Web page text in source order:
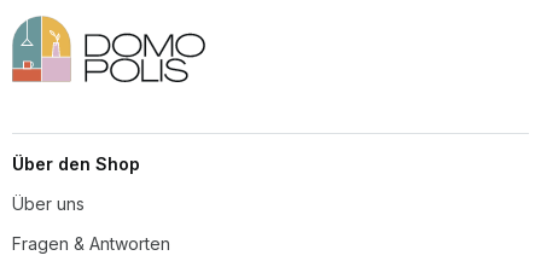
Über den Shop
Über uns
Fragen & Antworten